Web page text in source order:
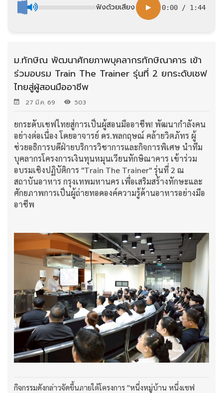
ฟังด้วยเสียง ▶ 0:00 / 1:44
ม.ทักษิณ พัฒนาศักยภาพบุคลากรทักษิณาคาร เข้า
ร่วมอบรม Train The Trainer รุ่นที่ 2 ยกระดับเชฟ
ไทยสู่ผู้สอนมืออาชีพ
27 มี.ค. 69 503
ยกระดับเชฟไทยสู่การเป็นผู้สอนมืออาชีพ! พัฒนากำลังคน
อย่างต่อเนื่อง โดยอาจารย์ ดร.พลกฤษณ์ คล้ายวิตภัทร ผู้
ช่วยอธิการบดีฝ่ายบริการวิชาการและกิจการพิเศษ นำทีม
บุคลากรโครงการเงินทุนหมุนเวียนทักษิณาคาร เข้าร่วม
อบรมเชิงปฏิบัติการ "Train The Trainer" รุ่นที่ 2 ณ
สถาบันอาหาร กรุงเทพมหานคร เพื่อเสริมสร้างทักษะและ
ศักยภาพการเป็นผู้ถ่ายทอดองค์ความรู้ด้านอาหารอย่างมือ
อาชีพ
กิจกรรมดังกล่าวจัดขึ้นภายใต้โครงการ "หนึ่งหมู่บ้าน หนึ่งเชฟ